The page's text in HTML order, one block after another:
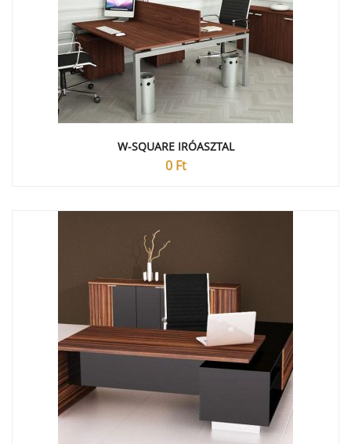
W-SQUARE IRÓASZTAL
0 Ft